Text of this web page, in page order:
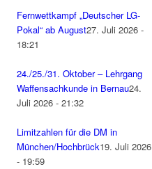
Fernwettkampf „Deutscher LG-
Pokal“ ab August27. Juli 2026 -
18:21
24./25./31. Oktober – Lehrgang
Waffensachkunde in Bernau24.
Juli 2026 - 21:32
Limitzahlen für die DM in
München/Hochbrück19. Juli 2026
- 19:59